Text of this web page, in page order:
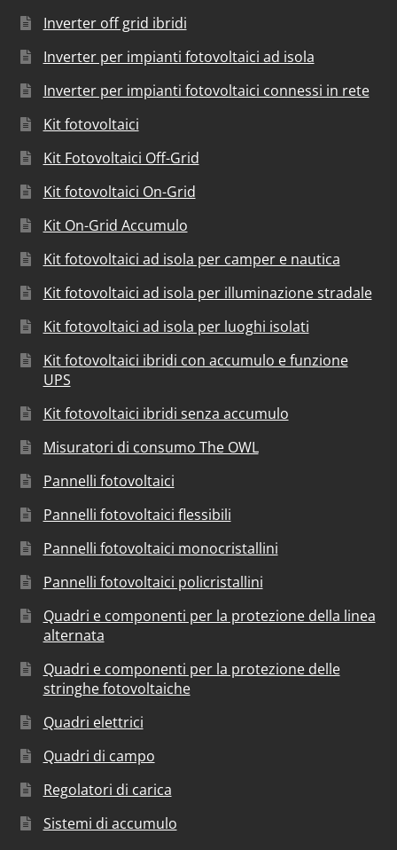
Inverter off grid ibridi
Inverter per impianti fotovoltaici ad isola
Inverter per impianti fotovoltaici connessi in rete
Kit fotovoltaici
Kit Fotovoltaici Off-Grid
Kit fotovoltaici On-Grid
Kit On-Grid Accumulo
Kit fotovoltaici ad isola per camper e nautica
Kit fotovoltaici ad isola per illuminazione stradale
Kit fotovoltaici ad isola per luoghi isolati
Kit fotovoltaici ibridi con accumulo e funzione
UPS
Kit fotovoltaici ibridi senza accumulo
Misuratori di consumo The OWL
Pannelli fotovoltaici
Pannelli fotovoltaici flessibili
Pannelli fotovoltaici monocristallini
Pannelli fotovoltaici policristallini
Quadri e componenti per la protezione della linea
alternata
Quadri e componenti per la protezione delle
stringhe fotovoltaiche
Quadri elettrici
Quadri di campo
Regolatori di carica
Sistemi di accumulo